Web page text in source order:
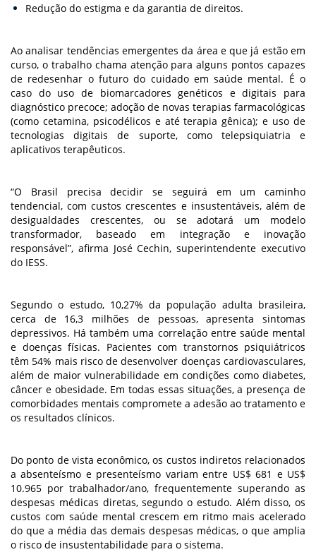
Redução do estigma e da garantia de direitos.
Ao analisar tendências emergentes da área e que já estão em
curso, o trabalho chama atenção para alguns pontos capazes
de redesenhar o futuro do cuidado em saúde mental. É o
caso do uso de biomarcadores genéticos e digitais para
diagnóstico precoce; adoção de novas terapias farmacológicas
(como cetamina, psicodélicos e até terapia gênica); e uso de
tecnologias digitais de suporte, como telepsiquiatria e
aplicativos terapêuticos.
“O Brasil precisa decidir se seguirá em um caminho
tendencial, com custos crescentes e insustentáveis, além de
desigualdades crescentes, ou se adotará um modelo
transformador, baseado em integração e inovação
responsável”, afirma José Cechin, superintendente executivo
do IESS.
Segundo o estudo, 10,27% da população adulta brasileira,
cerca de 16,3 milhões de pessoas, apresenta sintomas
depressivos. Há também uma correlação entre saúde mental
e doenças físicas. Pacientes com transtornos psiquiátricos
têm 54% mais risco de desenvolver doenças cardiovasculares,
além de maior vulnerabilidade em condições como diabetes,
câncer e obesidade. Em todas essas situações, a presença de
comorbidades mentais compromete a adesão ao tratamento e
os resultados clínicos.
Do ponto de vista econômico, os custos indiretos relacionados
a absenteísmo e presenteísmo variam entre US$ 681 e US$
10.965 por trabalhador/ano, frequentemente superando as
despesas médicas diretas, segundo o estudo. Além disso, os
custos com saúde mental crescem em ritmo mais acelerado
do que a média das demais despesas médicas, o que amplia
o risco de insustentabilidade para o sistema.